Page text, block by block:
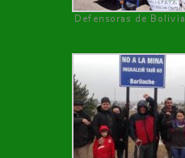
Defensoras de Bolivia